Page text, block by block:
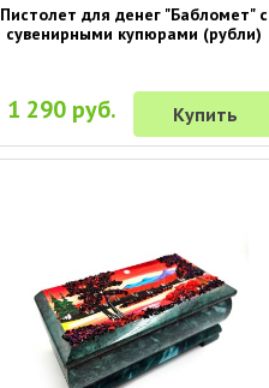
Пистолет для денег "Бабломет" с
сувенирными купюрами (рубли)
1 290 руб. Купить